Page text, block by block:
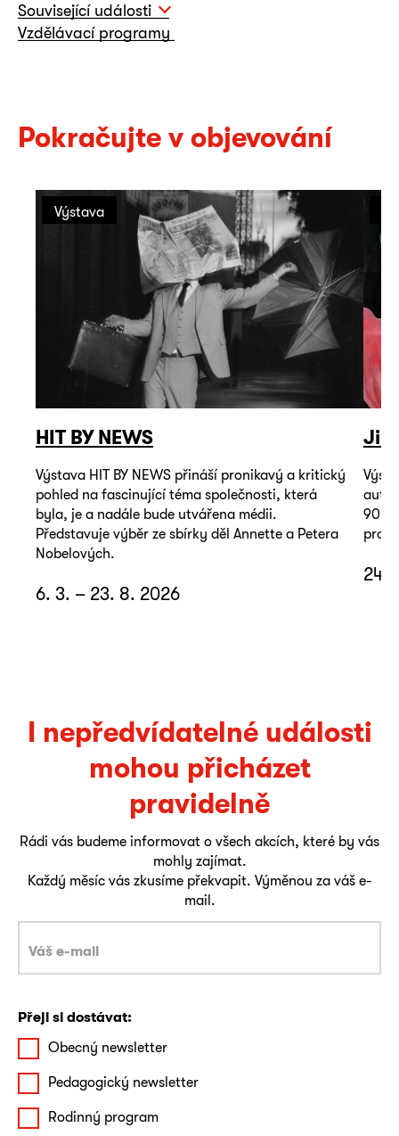
Související události
Vzdělávací programy
Pokračujte v objevování
Výstava
HIT BY NEWS
Výstava HIT BY NEWS přináší pronikavý a kritický
pohled na fascinující téma společnosti, která
byla, je a nadále bude utvářena médii.
Představuje výběr ze sbírky děl Annette a Petera
Nobelových.
6. 3. – 23. 8. 2026
Jiří
90.
24.
I nepředvídatelné události
mohou přicházet
pravidelně
Rádi vás budeme informovat o všech akcích, které by vás
mohly zajímat.
Každý měsíc vás zkusíme překvapit. Výměnou za váš e-
mail.
Přeji si dostávat:
Obecný newsletter
Pedagogický newsletter
Rodinný program